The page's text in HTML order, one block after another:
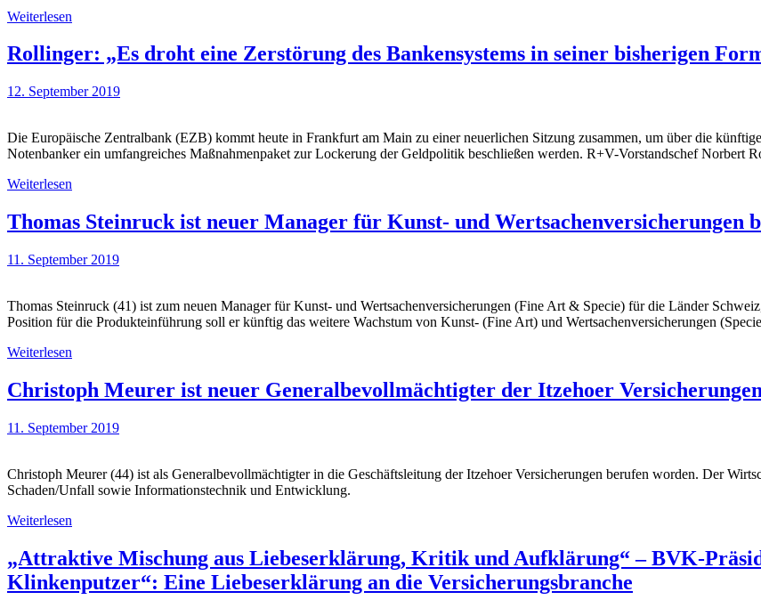
Weiterlesen
Rollinger: „Es droht eine Zerstörung des Bankensystems in seiner bisherigen
12. September 2019
Die Europäische Zentralbank (EZB) kommt heute in Frankfurt am Main zu einer neuerlichen Sitzung zusammen, um über die
Notenbanker ein umfangreiches Maßnahmenpaket zur Lockerung der Geldpolitik beschließen werden. R+V-Vorstandschef Norbert
Weiterlesen
Thomas Steinruck ist neuer Manager für Kunst- und Wertsachenversicherungen
11. September 2019
Thomas Steinruck (41) ist zum neuen Manager für Kunst- und Wertsachenversicherungen (Fine Art & Specie) für die Länder
Position für die Produkteinführung soll er künftig das weitere Wachstum von Kunst- (Fine Art) und Wertsachenversicherungen
Weiterlesen
Christoph Meurer ist neuer Generalbevollmächtigter der Itzehoer Versicherungen
11. September 2019
Christoph Meurer (44) ist als Generalbevollmächtigter in die Geschäftsleitung der Itzehoer Versicherungen berufen worden. Der
Schaden/Unfall sowie Informationstechnik und Entwicklung.
Weiterlesen
„Attraktive Mischung aus Liebeserklärung, Kritik und Aufklärung“ – BVK-
Klinkenputzer“: Eine Liebeserklärung an die Versicherungsbranche